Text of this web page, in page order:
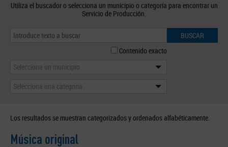
Utiliza el buscador o selecciona un municipio o categoría para encontrar un
Servicio de Producción.
BUSCAR
Contenido exacto
Selecciona un municipio
Selecciona una categoría
Los resultados se muestran categorizados y ordenados alfabéticamente.
Música original